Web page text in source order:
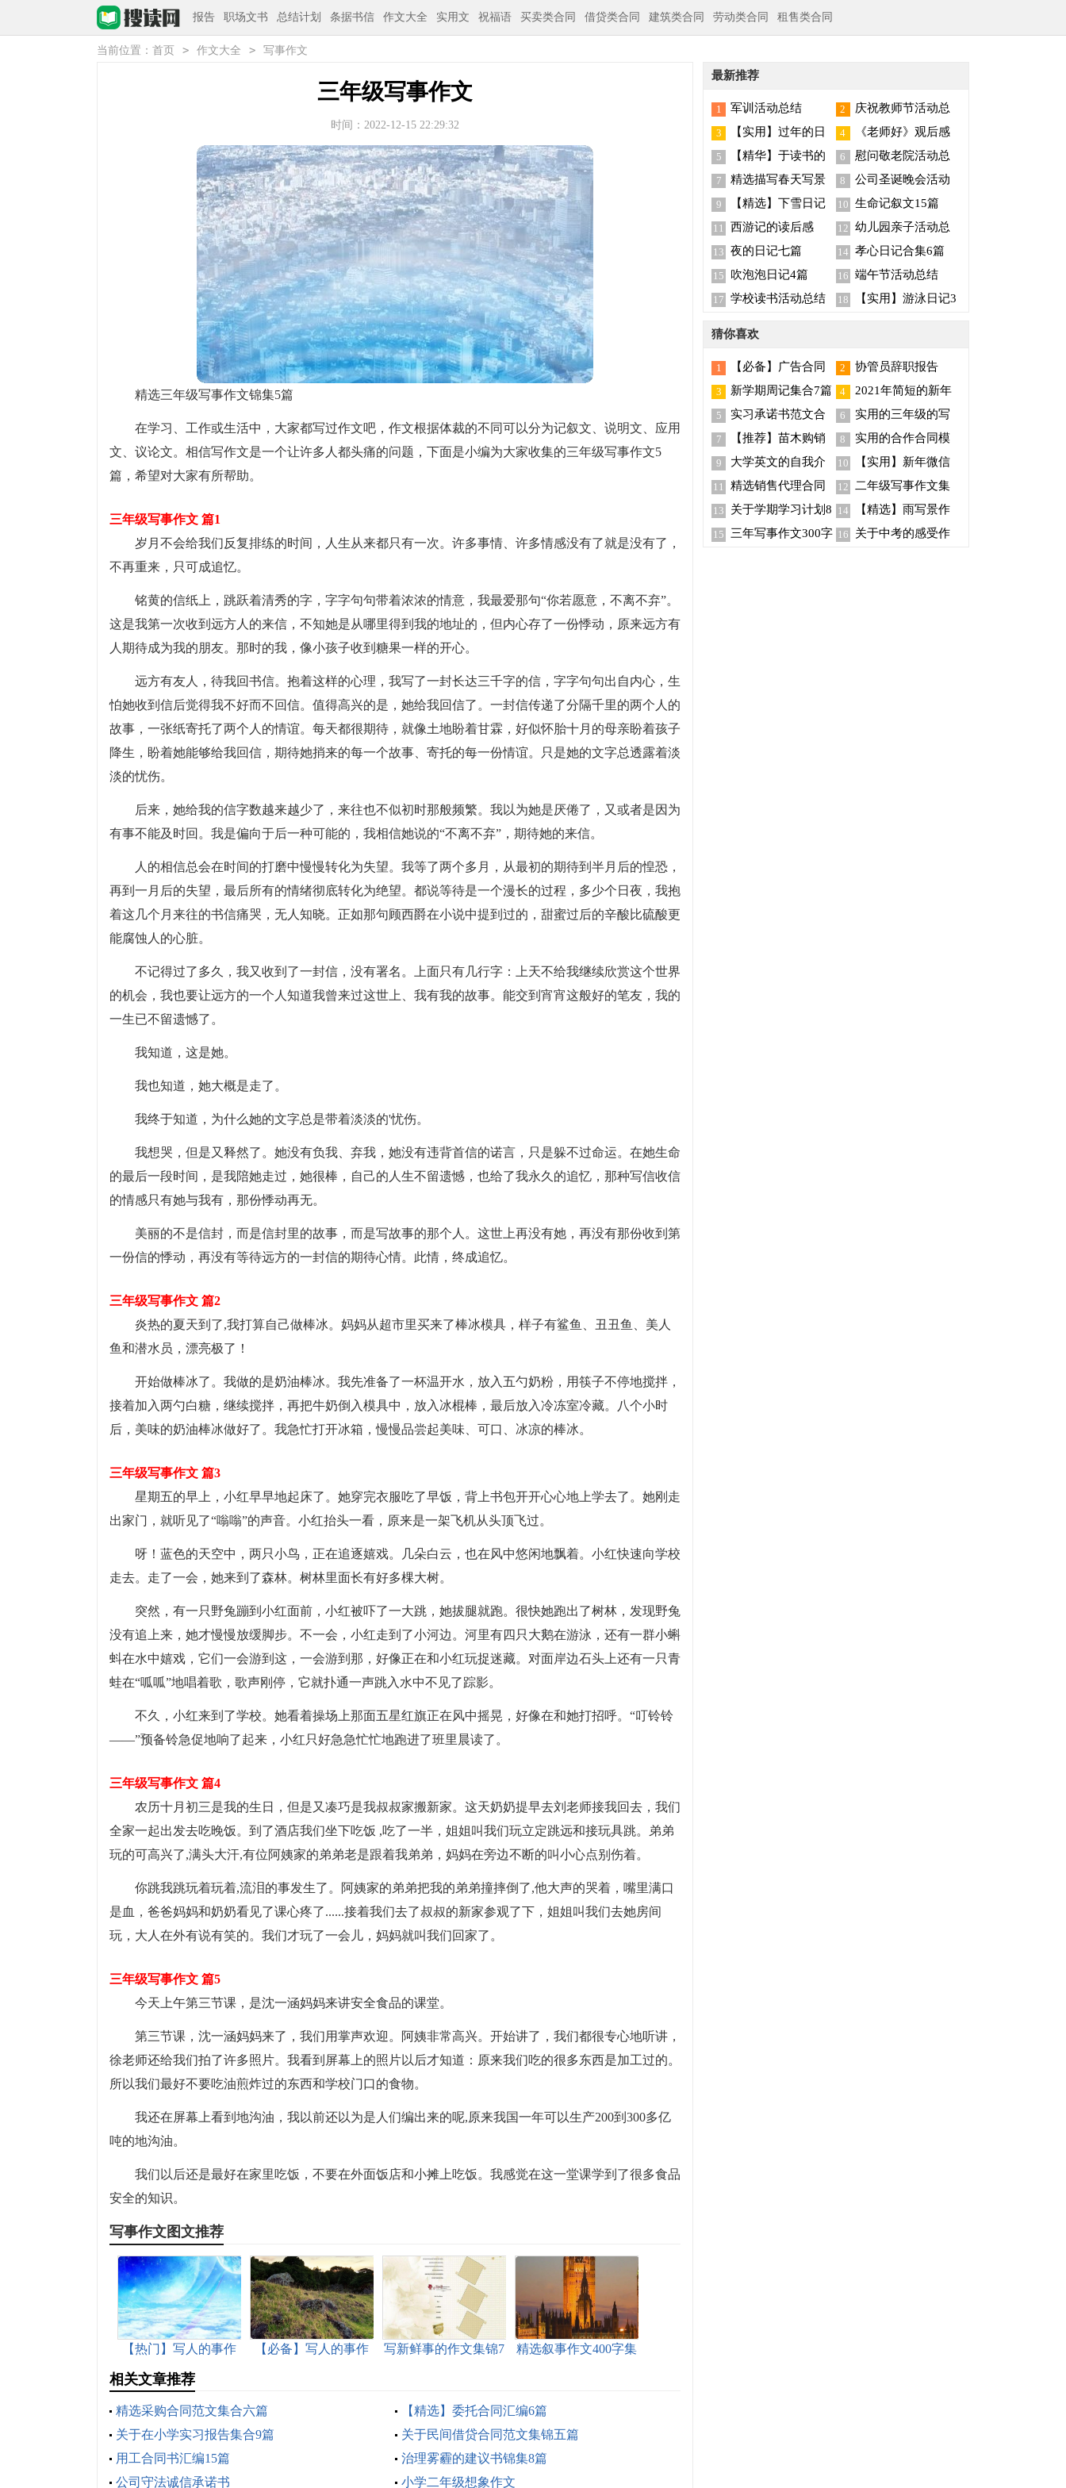
报告 职场文书 总结计划 条据书信 作文大全 实用文 祝福语 买卖类合同 借贷类合同 建筑类合同 劳动类合同 租售类合同
当前位置： 首页 > 作文大全 > 写事作文
三年级写事作文
时间：2022-12-15 22:29:32
精选三年级写事作文锦集5篇
在学习、工作或生活中，大家都写过作文吧，作文根据体裁的不同可以分为记叙文、说明文、应用
文、议论文。相信写作文是一个让许多人都头痛的问题，下面是小编为大家收集的三年级写事作文5
篇，希望对大家有所帮助。
三年级写事作文 篇1
岁月不会给我们反复排练的时间，人生从来都只有一次。许多事情、许多情感没有了就是没有了，
不再重来，只可成追忆。
铭黄的信纸上，跳跃着清秀的字，字字句句带着浓浓的情意，我最爱那句“你若愿意，不离不弃”。
这是我第一次收到远方人的来信，不知她是从哪里得到我的地址的，但内心存了一份悸动，原来远方有
人期待成为我的朋友。那时的我，像小孩子收到糖果一样的开心。
远方有友人，待我回书信。抱着这样的心理，我写了一封长达三千字的信，字字句句出自内心，生
怕她收到信后觉得我不好而不回信。值得高兴的是，她给我回信了。一封信传递了分隔千里的两个人的
故事，一张纸寄托了两个人的情谊。每天都很期待，就像土地盼着甘霖，好似怀胎十月的母亲盼着孩子
降生，盼着她能够给我回信，期待她捎来的每一个故事、寄托的每一份情谊。只是她的文字总透露着淡
淡的忧伤。
后来，她给我的信字数越来越少了，来往也不似初时那般频繁。我以为她是厌倦了，又或者是因为
有事不能及时回。我是偏向于后一种可能的，我相信她说的“不离不弃”，期待她的来信。
人的相信总会在时间的打磨中慢慢转化为失望。我等了两个多月，从最初的期待到半月后的惶恐，
再到一月后的失望，最后所有的情绪彻底转化为绝望。都说等待是一个漫长的过程，多少个日夜，我抱
着这几个月来往的书信痛哭，无人知晓。正如那句顾西爵在小说中提到过的，甜蜜过后的辛酸比硫酸更
能腐蚀人的心脏。
不记得过了多久，我又收到了一封信，没有署名。上面只有几行字：上天不给我继续欣赏这个世界
的机会，我也要让远方的一个人知道我曾来过这世上、我有我的故事。能交到宵宵这般好的笔友，我的
一生已不留遗憾了。
我知道，这是她。
我也知道，她大概是走了。
我终于知道，为什么她的文字总是带着淡淡的'忧伤。
我想哭，但是又释然了。她没有负我、弃我，她没有违背首信的诺言，只是躲不过命运。在她生命
的最后一段时间，是我陪她走过，她很棒，自己的人生不留遗憾，也给了我永久的追忆，那种写信收信
的情感只有她与我有，那份悸动再无。
美丽的不是信封，而是信封里的故事，而是写故事的那个人。这世上再没有她，再没有那份收到第
一份信的悸动，再没有等待远方的一封信的期待心情。此情，终成追忆。
三年级写事作文 篇2
炎热的夏天到了,我打算自己做棒冰。妈妈从超市里买来了棒冰模具，样子有鲨鱼、丑丑鱼、美人
鱼和潜水员，漂亮极了！
开始做棒冰了。我做的是奶油棒冰。我先准备了一杯温开水，放入五勺奶粉，用筷子不停地搅拌，
接着加入两勺白糖，继续搅拌，再把牛奶倒入模具中，放入冰棍棒，最后放入冷冻室冷藏。八个小时
后，美味的奶油棒冰做好了。我急忙打开冰箱，慢慢品尝起美味、可口、冰凉的棒冰。
三年级写事作文 篇3
星期五的早上，小红早早地起床了。她穿完衣服吃了早饭，背上书包开开心心地上学去了。她刚走
出家门，就听见了“嗡嗡”的声音。小红抬头一看，原来是一架飞机从头顶飞过。
呀！蓝色的天空中，两只小鸟，正在追逐嬉戏。几朵白云，也在风中悠闲地飘着。小红快速向学校
走去。走了一会，她来到了森林。树林里面长有好多棵大树。
突然，有一只野兔蹦到小红面前，小红被吓了一大跳，她拔腿就跑。很快她跑出了树林，发现野兔
没有追上来，她才慢慢放缓脚步。不一会，小红走到了小河边。河里有四只大鹅在游泳，还有一群小蝌
蚪在水中嬉戏，它们一会游到这，一会游到那，好像正在和小红玩捉迷藏。对面岸边石头上还有一只青
蛙在“呱呱”地唱着歌，歌声刚停，它就扑通一声跳入水中不见了踪影。
不久，小红来到了学校。她看着操场上那面五星红旗正在风中摇晃，好像在和她打招呼。“叮铃铃
——”预备铃急促地响了起来，小红只好急急忙忙地跑进了班里晨读了。
三年级写事作文 篇4
农历十月初三是我的生日，但是又凑巧是我叔叔家搬新家。这天奶奶提早去刘老师接我回去，我们
全家一起出发去吃晚饭。到了酒店我们坐下吃饭 ,吃了一半，姐姐叫我们玩立定跳远和接玩具跳。弟弟
玩的可高兴了,满头大汗,有位阿姨家的弟弟老是跟着我弟弟，妈妈在旁边不断的叫小心点别伤着。
你跳我跳玩着玩着,流泪的事发生了。阿姨家的弟弟把我的弟弟撞摔倒了,他大声的哭着，嘴里满口
是血，爸爸妈妈和奶奶看见了课心疼了......接着我们去了叔叔的新家参观了下，姐姐叫我们去她房间
玩，大人在外有说有笑的。我们才玩了一会儿，妈妈就叫我们回家了。
三年级写事作文 篇5
今天上午第三节课，是沈一涵妈妈来讲安全食品的课堂。
第三节课，沈一涵妈妈来了，我们用掌声欢迎。阿姨非常高兴。开始讲了，我们都很专心地听讲，
徐老师还给我们拍了许多照片。我看到屏幕上的照片以后才知道：原来我们吃的很多东西是加工过的。
所以我们最好不要吃油煎炸过的东西和学校门口的食物。
我还在屏幕上看到地沟油，我以前还以为是人们编出来的呢,原来我国一年可以生产200到300多亿
吨的地沟油。
我们以后还是最好在家里吃饭，不要在外面饭店和小摊上吃饭。我感觉在这一堂课学到了很多食品
安全的知识。
写事作文图文推荐
【热门】写人的事作
【必备】写人的事作
写新鲜事的作文集锦7
精选叙事作文400字集
相关文章推荐
精选采购合同范文集合六篇
【精选】委托合同汇编6篇
关于在小学实习报告集合9篇
关于民间借贷合同范文集锦五篇
用工合同书汇编15篇
治理雾霾的建议书锦集8篇
公司守法诚信承诺书
小学二年级想象作文
最新推荐
1 军训活动总结 2
庆祝教师节活动总
结
3
【实用】过年的日
记3篇
4 《老师好》观后感
5
【精华】于读书的
演讲稿锦集四篇
6
慰问敬老院活动总
结
7
精选描写春天写景
的作文六篇
8
公司圣诞晚会活动
总结
9
【精选】下雪日记
四篇
10 生命记叙文15篇
11 西游记的读后感 12 幼儿园亲子活动总
结
13 夜的日记七篇 14 孝心日记合集6篇
15 吹泡泡日记4篇 16 端午节活动总结
17 学校读书活动总结 18
【实用】游泳日记3
猜你喜欢
1
【必备】广告合同
范文10篇
2 协管员辞职报告
3 新学期周记集合7篇 4
2021年简短的新年
温馨祝福语摘录88句
5
实习承诺书范文合
集6篇
6
实用的三年级的写
事作文300字3篇
7
【推荐】苗木购销
合同4篇
8
实用的合作合同模
板合集五篇
9
大学英文的自我介
绍模板汇编十篇
10
【实用】新年微信
祝福语45句
11
精选销售代理合同
范文锦集8篇
12
二年级写事作文集
合15篇
13
关于学期学习计划8
篇
14
【精选】雨写景作
文合集8篇
15
三年写事作文300字 16
关于中考的感受作